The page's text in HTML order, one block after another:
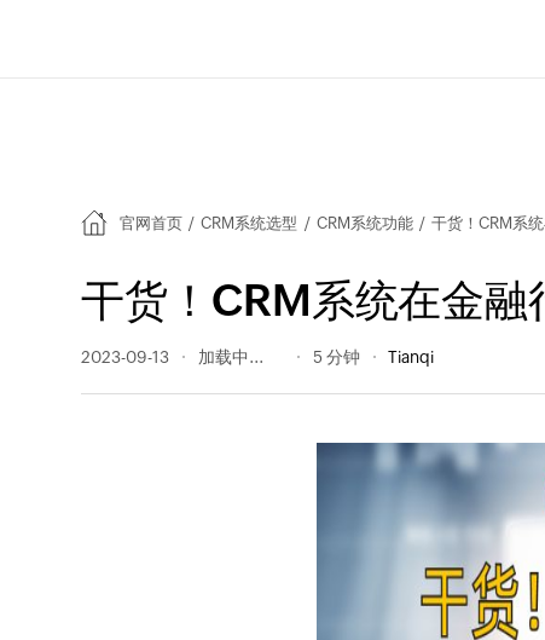
官网首页 / CRM系统选型 / CRM系统功能 / 干货！CRM系
干货！CRM系统在金融
2023-09-13 650 阅读量 5 分钟 Tianqi